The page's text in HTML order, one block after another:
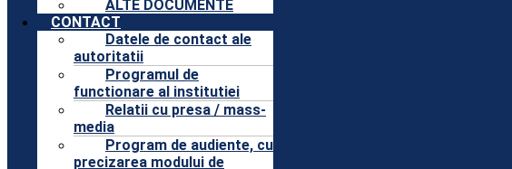
ALTE DOCUMENTE
CONTACT
Datele de contact ale
autoritatii
Programul de
functionare al institutiei
Relatii cu presa / mass-
media
Program de audiente, cu
precizarea modului de